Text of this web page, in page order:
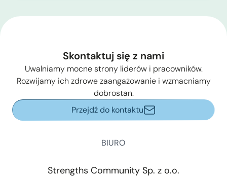
Skontaktuj się z nami
Uwalniamy mocne strony liderów i pracowników.
Rozwijamy ich zdrowe zaangażowanie i wzmacniamy
dobrostan.
Przejdź do kontaktu
BIURO
Strengths Community Sp. z o.o.